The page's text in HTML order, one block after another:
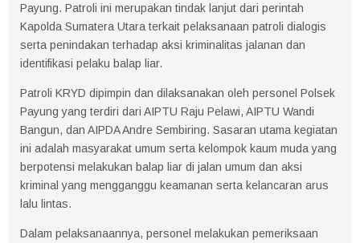
Payung. Patroli ini merupakan tindak lanjut dari perintah
Kapolda Sumatera Utara terkait pelaksanaan patroli dialogis
serta penindakan terhadap aksi kriminalitas jalanan dan
identifikasi pelaku balap liar.
Patroli KRYD dipimpin dan dilaksanakan oleh personel Polsek
Payung yang terdiri dari AIPTU Raju Pelawi, AIPTU Wandi
Bangun, dan AIPDA Andre Sembiring. Sasaran utama kegiatan
ini adalah masyarakat umum serta kelompok kaum muda yang
berpotensi melakukan balap liar di jalan umum dan aksi
kriminal yang mengganggu keamanan serta kelancaran arus
lalu lintas.
Dalam pelaksanaannya, personel melakukan pemeriksaan